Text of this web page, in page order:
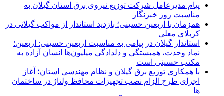
پیام مدیرعامل شركت توزیع نیروی برق استان گیلان به
مناسبت روز خبرنگار ‌
همزمان با اربعین حسینی؛ بازدید استاندار از مواکب گیلانی در
کربلای معلی
استاندار گیلان در پیامی به مناسبت اربعین حسینی: اربعین؛
نماد وحدت، همبستگی و دلدادگی میلیون‌ها انسان آزاده به
مکتب حسینی است
با همکاری توزیع برق گیلان و نظام مهندسی استان؛ آغاز
اجرای طرح الزام نصب تجهیزات محافظ ولتاژ در ساختمان
ها